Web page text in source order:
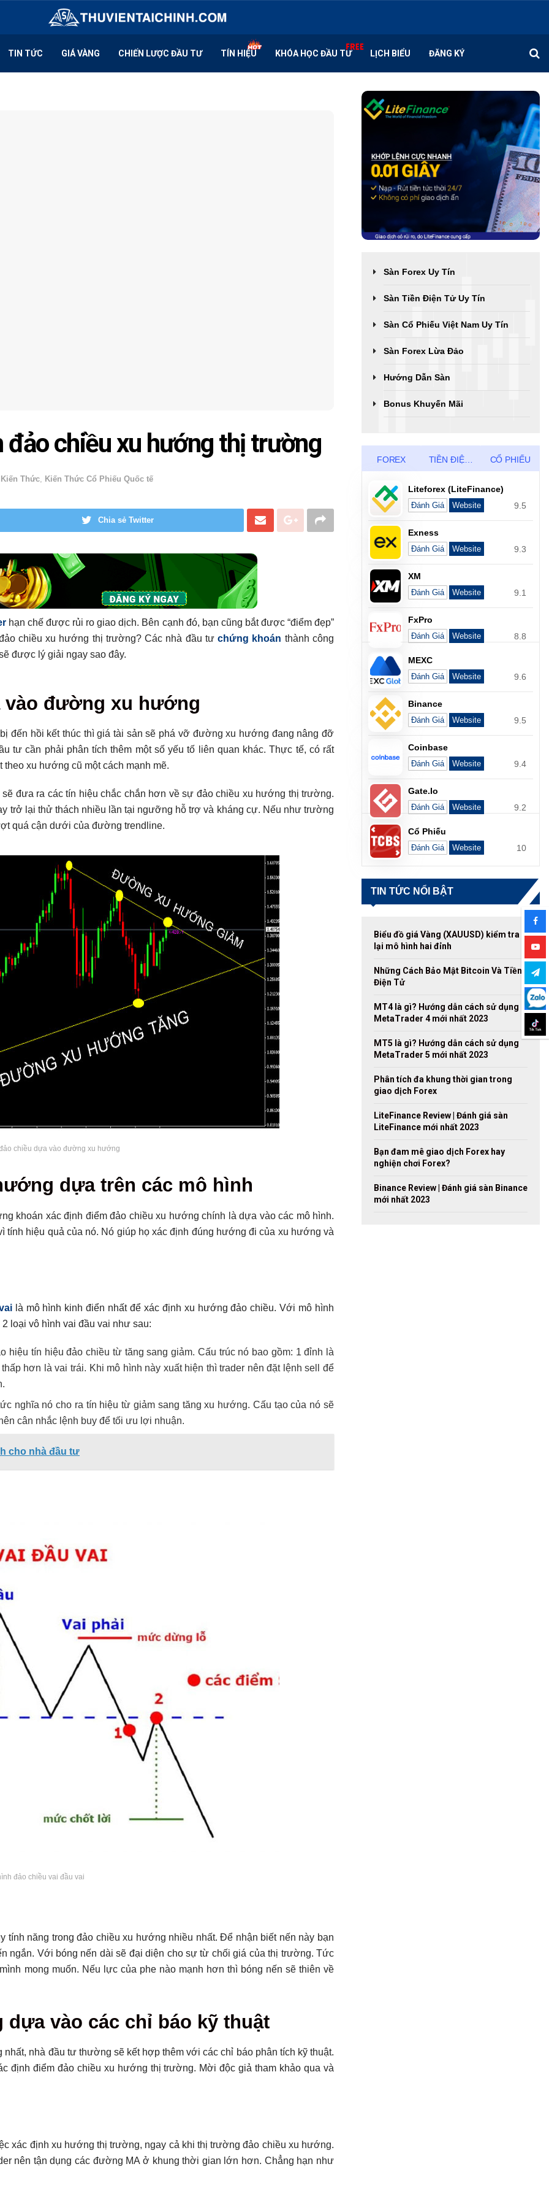
TIN TỨC GIÁ VÀNG CHIẾN LƯỢC ĐẦU TƯ TÍN HIỆU KHÓA HỌC ĐẦU TƯ LỊCH BIỂU ĐĂNG KÝ
chiều xu hướng thị trường
Kiến Thức Kiến Thức Cổ Phiếu Quốc tế
Chia sẻ Twitter
hạn chế được rủi ro giao dịch. Bên cạnh đó, bạn cũng bắt được “điểm đẹp”
chiều xu hướng thị trường? Các nhà đầu tưchứng khoán thành công
được lý giải ngay sao đây.
vào đường xu hướng
đến hồi kết thúc thì giá tài sản sẽ phá vỡ đường xu hướng đang nâng đỡ
tư cần phải phân tích thêm một số yếu tố liên quan khác. Thực tế, có rất
xu hướng cũ một cách mạnh mẽ.
đưa ra các tín hiệu chắc chắn hơn về sự đảo chiều xu hướng thị trường.
trở lại thử thách nhiều lần tại ngưỡng hỗ trợ và kháng cự. Nếu như trường
quá cận dưới của đường trendline.
chiều dựa vào đường xu hướng
dựa trên các mô hình
khoán xác định điểm đảo chiều xu hướng chính là dựa vào các mô hình.
hiệu quả của nó. Nó giúp họ xác định đúng hướng đi của xu hướng và
là mô hình kinh điển nhất để xác định xu hướng đảo chiều. Với mô hình
loại vô hình vai đầu vai như sau:
hiệu tín hiệu đảo chiều từ tăng sang giảm. Cấu trúc nó bao gồm: 1 đỉnh là
hơn là vai trái. Khi mô hình này xuất hiện thì trader nên đặt lệnh sell để
nghĩa nó cho ra tín hiệu từ giảm sang tăng xu hướng. Cấu tạo của nó sẽ
cân nhắc lệnh buy để tối ưu lợi nhuận.
cho nhà đầu tư
đảo chiều vai đầu vai
tính năng trong đảo chiều xu hướng nhiều nhất. Để nhận biết nến này bạn
ngắn. Với bóng nến dài sẽ đại diện cho sự từ chối giá của thị trường. Tức
mong muốn. Nếu lực của phe nào mạnh hơn thì bóng nến sẽ thiên về
vào các chỉ báo kỹ thuật
nhà đầu tư thường sẽ kết hợp thêm với các chỉ báo phân tích kỹ thuật.
định điểm đảo chiều xu hướng thị trường. Mời độc giả tham khảo qua và
xác định xu hướng thị trường, ngay cả khi thị trường đảo chiều xu hướng.
nên tận dụng các đường MA ở khung thời gian lớn hơn. Chẳng hạn như
Sàn Forex Uy Tín
Sàn Tiền Điện Tử Uy Tín
Sàn Cổ Phiếu Việt Nam Uy Tín
Sàn Forex Lừa Đảo
Hướng Dẫn Sàn
Bonus Khuyến Mãi
FOREX TIỀN ĐIỆN TỬ CỔ PHIẾU
Liteforex (LiteFinance)
Đánh Giá Website 9.5
Exness
Đánh Giá Website 9.3
XM
Đánh Giá Website 9.1
FxPro
Đánh Giá Website 8.8
MEXC
Đánh Giá Website 9.6
Binance
Đánh Giá Website 9.5
Coinbase
Đánh Giá Website 9.4
Gate.io
Đánh Giá Website 9.2
Cổ Phiếu
Đánh Giá Website 10
TIN TỨC NỔI BẬT
Biểu đồ giá Vàng (XAUUSD) kiểm tra
lại mô hình hai đỉnh
Những Cách Bảo Mật Bitcoin Và Tiền
Điện Tử
MT4 là gì? Hướng dẫn cách sử dụng
MetaTrader 4 mới nhất 2023
MT5 là gì? Hướng dẫn cách sử dụng
MetaTrader 5 mới nhất 2023
Phân tích đa khung thời gian trong
giao dịch Forex
LiteFinance Review | Đánh giá sàn
LiteFinance mới nhất 2023
Bạn đam mê giao dịch Forex hay
nghiện chơi Forex?
Binance Review | Đánh giá sàn Binance
mới nhất 2023